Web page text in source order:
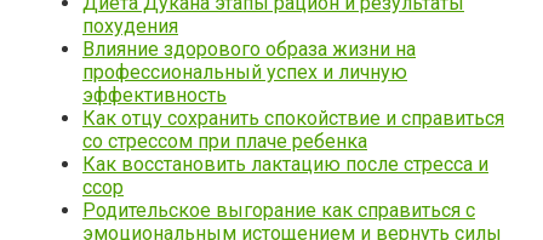
похудения
Влияние здорового образа жизни на
профессиональный успех и личную
эффективность
Как отцу сохранить спокойствие и справиться
со стрессом при плаче ребенка
Как восстановить лактацию после стресса и
ссор
Родительское выгорание как справиться с
эмоциональным истощением и вернуть силы